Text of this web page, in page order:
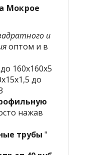
Мокрое
и
оптом и в
160х160х5
до
нажав
трубы "